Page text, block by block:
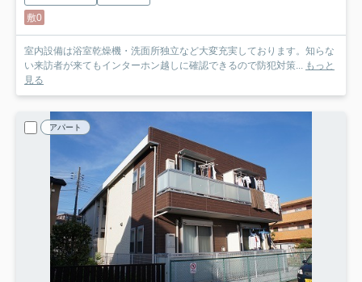
敷0
室内設備は浴室乾燥機・洗面所独立など大変充実しております。知らな
い来訪者が来てもインターホン越しに確認できるので防犯対策... もっと
見る
アパート